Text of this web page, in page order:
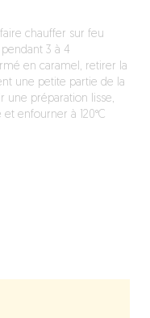
chauffer sur feu
3 à 4
en caramel, retirer la
une petite partie de la
une préparation lisse,
enfourner à 120°C